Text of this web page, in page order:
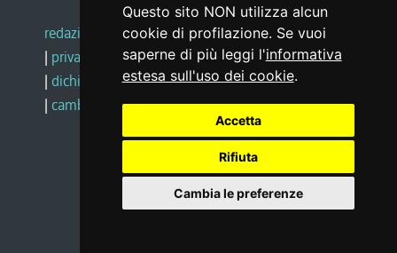
Questo sito NON utilizza alcun
cookie di profilazione. Se vuoi
saperne di più leggi l'informativa
estesa sull'uso dei cookie.
Accetta
Rifiuta
Cambia le preferenze
redazione web |note legali |glossario
| privacy
social media policy
| dichiarazione di accessibilità |feedback
| cambio preferenze cookie
Realizzato da